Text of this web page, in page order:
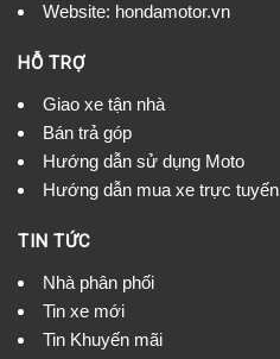
Website: hondamotor.vn
HỖ TRỢ
Giao xe tận nhà
Bán trả góp
Hướng dẫn sử dụng Moto
Hướng dẫn mua xe trực tuyến
TIN TỨC
Nhà phân phối
Tin xe mới
Tin Khuyến mãi